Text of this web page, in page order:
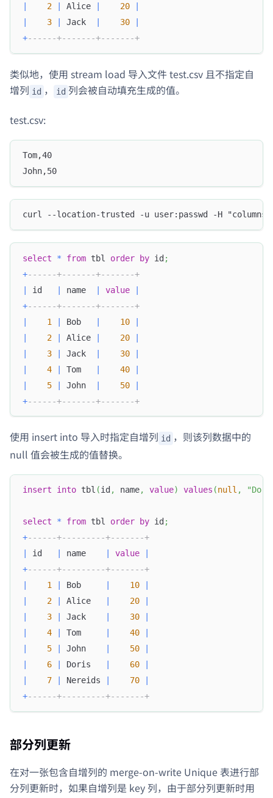
2 Alice 20
3 Jack 30
+------+-------+-------+
类似地，使用 stream load 导入文件 test.csv 且不指定自
增列 id ， id 列会被自动填充生成的值。
test.csv:
Tom,40
John,50
curl --location-trusted -u user:passwd -H
select * from tbl order by id;
+------+-------+-------+
|
id | name | value
|
+------+-------+-------+
|
1 | Bob | 10
|
|
2 | Alice | 20
|
|
3 | Jack | 30
|
|
4 | Tom | 40
|
|
5 | John | 50
|
+------+-------+-------+
使用 insert into 导入时指定自增列 id ，则该列数据中的
null 值会被生成的值替换。
insert into tbl (id , name, value) values (null ,
select * from tbl order by id ;
+------+---------+-------+
id name value
+------+---------+-------+
1 Bob 10
2 Alice 20
3 Jack 30
4 Tom 40
5 John 50
6 Doris 60
7 Nereids 70
+------+---------+-------+
部分列更新
在对一张包含自增列的 merge-on-write Unique 表进行部
分列更新时，如果自增列是 key 列，由于部分列更新时用